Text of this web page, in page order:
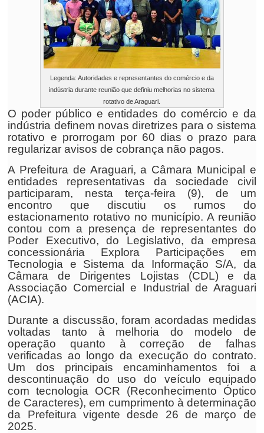
Legenda: Autoridades e representantes do comércio e da
indústria durante reunião que definiu melhorias no sistema
rotativo de Araguari.
O poder público e entidades do comércio e da
indústria definem novas diretrizes para o sistema
rotativo e prorrogam por 60 dias o prazo para
regularizar avisos de cobrança não pagos.
A Prefeitura de Araguari, a Câmara Municipal e
entidades representativas da sociedade civil
participaram, nesta terça-feira (9), de um
encontro que discutiu os rumos do
estacionamento rotativo no município. A reunião
contou com a presença de representantes do
Poder Executivo, do Legislativo, da empresa
concessionária Explora Participações em
Tecnologia e Sistema da Informação S/A, da
Câmara de Dirigentes Lojistas (CDL) e da
Associação Comercial e Industrial de Araguari
(ACIA).
Durante a discussão, foram acordadas medidas
voltadas tanto à melhoria do modelo de
operação quanto à correção de falhas
verificadas ao longo da execução do contrato.
Um dos principais encaminhamentos foi a
descontinuação do uso do veículo equipado
com tecnologia OCR (Reconhecimento Óptico
de Caracteres), em cumprimento à determinação
da Prefeitura vigente desde 26 de março de
2025.